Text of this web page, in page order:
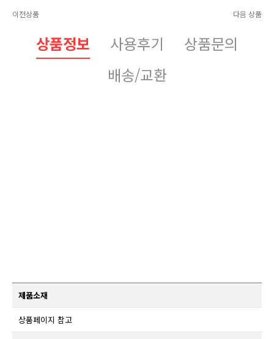
이전상품 다음 상품
상품정보 사용후기
상품문의
배송/교환
제품소재
상품페이지 참고